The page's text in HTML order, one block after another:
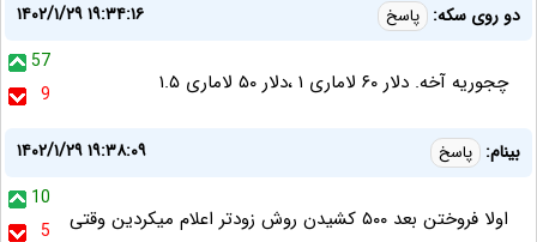
دو روی سکه: پاسخ
۱۴۰۲/۱/۲۹ ۱۹:۳۴:۱۶
57
9
چجوریه آخه. دلار ۶۰ لاماری ۱ ،دلار ۵۰ لاماری ۱.۵
بینام: پاسخ
۱۴۰۲/۱/۲۹ ۱۹:۳۸:۰۹
10
5
اولا فروختن بعد ۵۰۰ کشیدن روش زودتر اعلام میکردین وقتی